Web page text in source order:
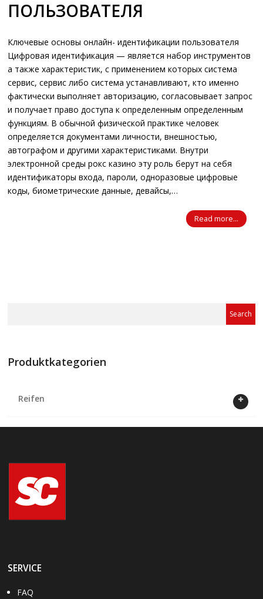
ПОЛЬЗОВАТЕЛЯ
Ключевые основы онлайн- идентификации пользователя
Цифровая идентификация — является набор инструментов
а также характеристик, с применением которых система
сервис, сервис либо система устанавливают, кто именно
фактически выполняет авторизацию, согласовывает запрос
и получает право доступа к определенным определенным
функциям. В обычной физической практике человек
определяется документами личности, внешностью,
автографом и другими характеристиками. Внутри
электронной среды рокс казино эту роль берут на себя
идентификаторы входа, пароли, одноразовые цифровые
коды, биометрические данные, девайсы,…
Read more...
Produktkategorien
Reifen
SERVICE
FAQ